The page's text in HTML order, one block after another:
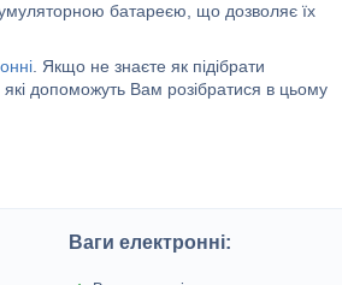
батареєю, що дозволяє їх
. Якщо не знаєте як підібрати
допоможуть Вам розібратися в цьому
Ваги електронні: